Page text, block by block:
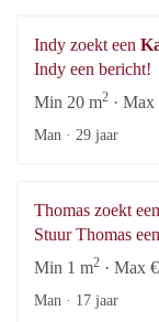
Indy zoekt een
Indy een bericht!
Min 20 m2 ·
Man · 29 jaar
Thomas zoekt een
Stuur Thomas
Min 1 m2 · Max
Man · 17 jaar